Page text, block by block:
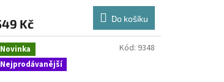
Kč Do košíku
Novinka
Nejprodávanější
Kód: 9348